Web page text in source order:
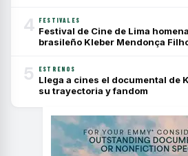
4 FESTIVALES
Festival de Cine de Lima
brasileño Kleber Mendonça
5 ESTRENOS
Llega a cines el documental de
su trayectoria y fandom